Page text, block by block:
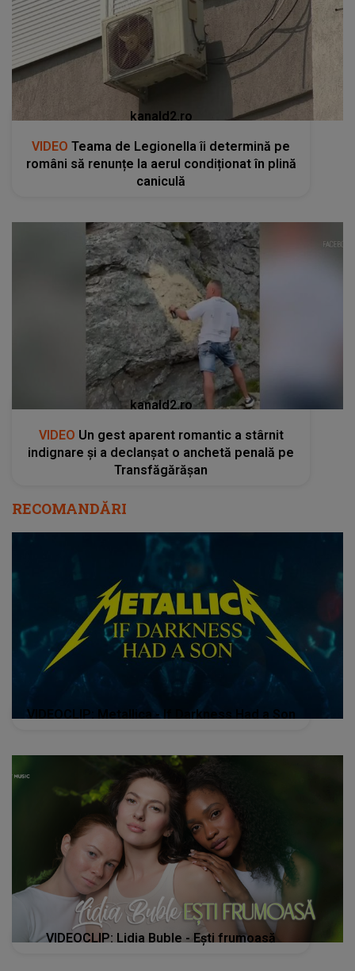
kanald2.ro
VIDEO Teama de Legionella îi determină pe
români să renunțe la aerul condiționat în plină
caniculă
kanald2.ro
VIDEO Un gest aparent romantic a stârnit
indignare și a declanșat o anchetă penală pe
Transfăgărășan
RECOMANDĂRI
VIDEOCLIP: Metallica - If Darkness Had a Son
VIDEOCLIP: Lidia Buble - Ești frumoasă